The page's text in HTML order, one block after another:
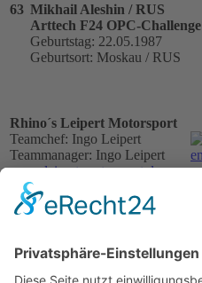
63 Mikhail Aleshin / RUS
Arttech F24 OPC-Challenge
Geburtstag: 22.05.1987
Geburtsort: Moskau / RUS
Rhino´s Leipert Motorsport
Teamchef: Ingo Leipert
Teammanager: Ingo Leipert
www.leipert-motorsport.de
55 Luca Iannaccone / ITA
Dallara F304 Opel